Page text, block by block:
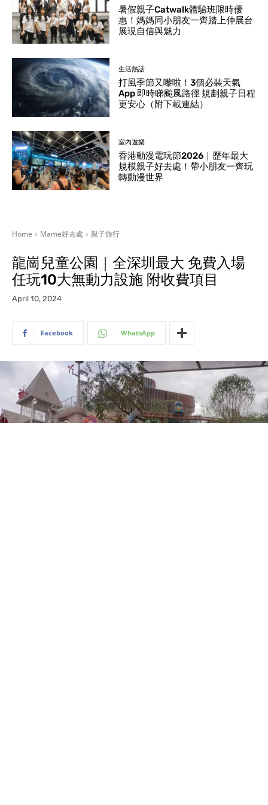
暑假親子Catwalk體驗班限時優
惠！媽媽同小朋友一齊踏上伸展台
展現自信與魅力
生活熱話
打風季節又嚟啦！3個必裝天氣
App 即時睇颱風路徑 規劃親子日程
更安心（附下載連結）
室內遊樂
香港動漫電玩節2026｜歷年最大
規模親子好去處！帶小朋友一齊玩
轉動漫世界